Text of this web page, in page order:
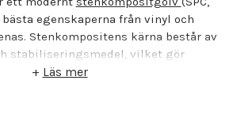
egenskaperna från vinyl och
Stenkompositens kärna består av
stabiliseringsmedel, vilket gör
hållbara och stabila. Trots att
+ Läs mer